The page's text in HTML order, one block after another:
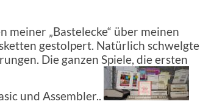
meiner „Bastelecke“ über meinen
gestolpert. Natürlich schwelgte
Die ganzen Spiele, die ersten
und Assembler..